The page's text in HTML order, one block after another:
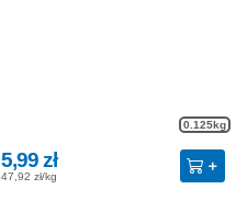
0.125kg
5,99 zł
47,92 zł/kg